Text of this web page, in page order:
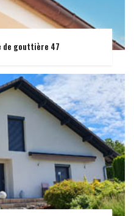
de gouttière 47